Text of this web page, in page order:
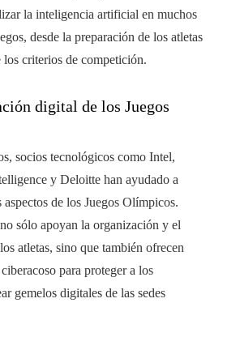
la inteligencia artificial en muchos
desde la preparación de los atletas
los criterios de competición.
digital de los Juegos
socios tecnológicos como Intel,
y Deloitte han ayudado a
de los Juegos Olímpicos.
sólo apoyan la organización y el
atletas, sino que también ofrecen
para proteger a los
gemelos digitales de las sedes